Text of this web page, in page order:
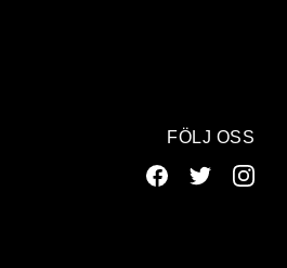
FÖLJ OSS